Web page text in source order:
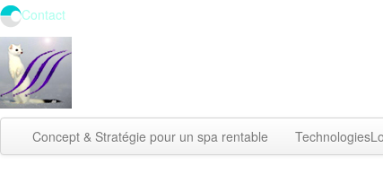
Contact
Concept & Stratégie pour un spa rentable Technologies